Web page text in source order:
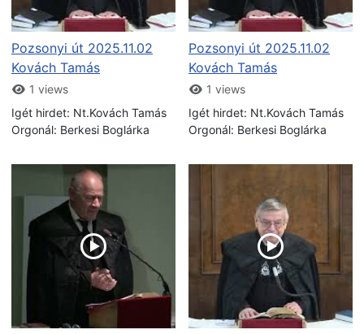
Pozsonyi út 2025.11.02
Kovách Tamás
1 views
Igét hirdet: Nt.Kovách Tamás
Orgonál: Berkesi Boglárka
Pozsonyi út 2025.11.02
Kovách Tamás
1 views
Igét hirdet: Nt.Kovách Tamás
Orgonál: Berkesi Boglárka